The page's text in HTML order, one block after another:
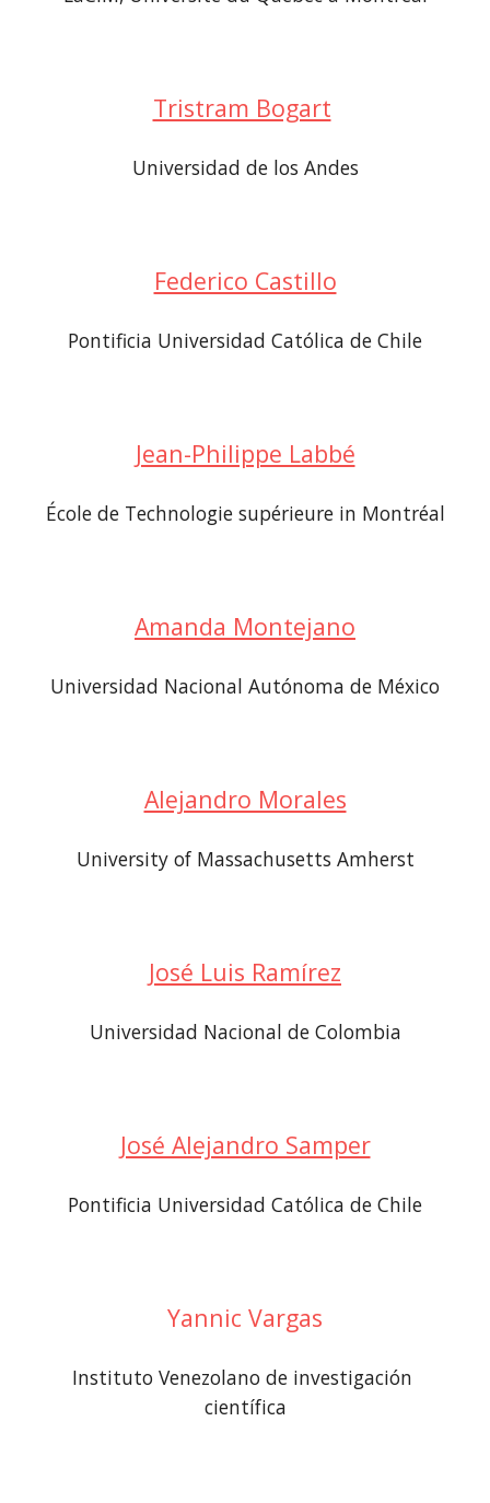
Tristram Bogart
Universidad de los Andes
Federico Castillo
Pontificia Universidad Católica de Chile
Jean-Philippe Labbé
École de Technologie supérieure in Montréal
Amanda Montejano
Universidad Nacional Autónoma de México
Alejandro Morales
University of Massachusetts Amherst
José Luis Ramírez
Universidad Nacional de Colombia
José Alejandro Samper
Pontificia Universidad Católica de Chile
Yannic Vargas
Instituto Venezolano de investigación
científica